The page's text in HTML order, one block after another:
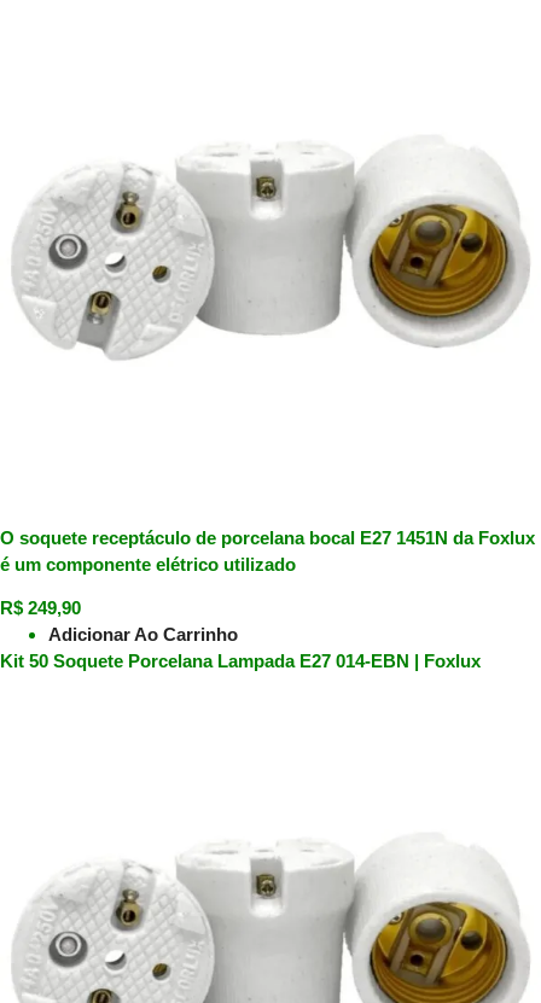
O soquete receptáculo de porcelana bocal E27 1451N da Foxlux
é um componente elétrico utilizado
R$ 249,90
Adicionar Ao Carrinho
Kit 50 Soquete Porcelana Lampada E27 014-EBN | Foxlux